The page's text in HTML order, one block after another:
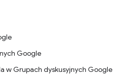
Google
w Grupach dyskusyjnych Google